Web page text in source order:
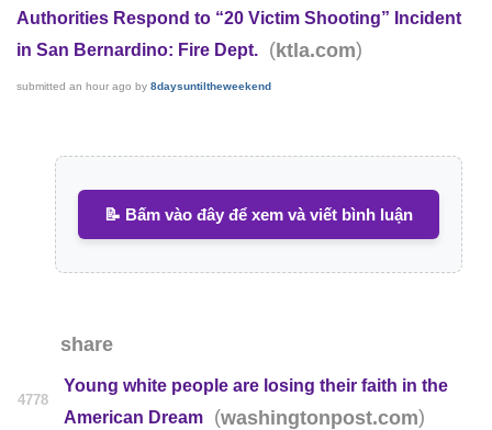
Authorities Respond to “20 Victim Shooting” Incident
in San Bernardino: Fire Dept.
(ktla.com)
submitted an hour ago by 8daysuntiltheweekend
📝 Bấm vào đây để xem và viết bình luận
share
4778
Young white people are losing their faith in the
American Dream
(washingtonpost.com)